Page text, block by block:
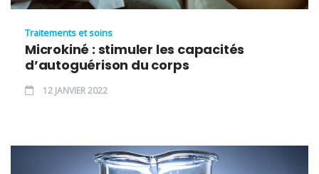
Traitements et soins
Microkiné : stimuler les capacités
d’autoguérison du corps
12 JANVIER 2022